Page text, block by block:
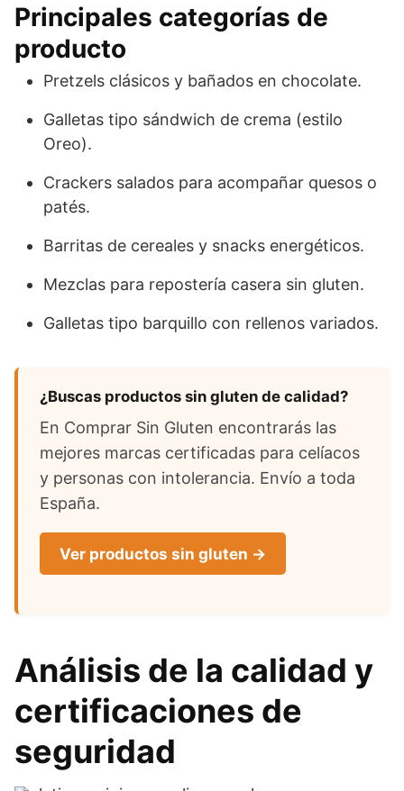
Principales categorías de
producto
Pretzels clásicos y bañados en chocolate.
Galletas tipo sándwich de crema (estilo
Oreo).
Crackers salados para acompañar quesos o
patés.
Barritas de cereales y snacks energéticos.
Mezclas para repostería casera sin gluten.
Galletas tipo barquillo con rellenos variados.
¿Buscas productos sin gluten de calidad?
En Comprar Sin Gluten encontrarás las
mejores marcas certificadas para celíacos
y personas con intolerancia. Envío a toda
España.
Ver productos sin gluten →
Análisis de la calidad y
certificaciones de
seguridad